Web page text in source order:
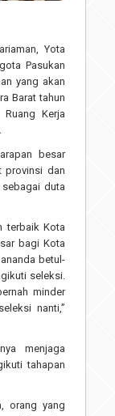
Yota
Pasukan
yang akan
Barat tahun
Kerja
besar
provinsi dan
duta
terbaik Kota
bagi Kota
betul-
seleksi.
minder
nanti,”
menjaga
tahapan
orang yang